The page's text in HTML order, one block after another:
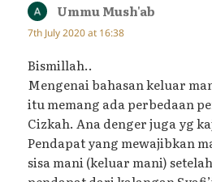
Ummu Mush'ab
7th July 2020 at 16:38
Bismillah..
Mengenai bahasan keluar
itu memang ada perbedaan
Cizkah. Ana denger juga yg
Pendapat yang mewajibkan
sisa mani (keluar mani)